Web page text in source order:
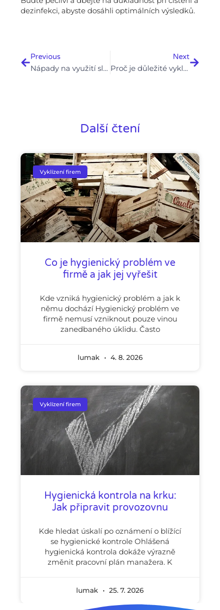
dezinfekci, abyste dosáhli optimálních výsledků.
Previous
Nápady na využití služby vyklizení nemovitosti při stěhování
Next
Proč je důležité vyklidit a zkontrolovat sklepy a půdy
Další čtení
Vyklízení firem
Co je hygienický problém ve
firmě a jak jej vyřešit
Kde vzniká hygienický problém a jak k
němu dochází Hygienický problém ve
firmě nemusí vzniknout pouze vinou
zanedbaného úklidu. Často
lumak 4. 8. 2026
Vyklízení firem
Hygienická kontrola na krku:
Jak připravit provozovnu
Kde hledat úskalí po oznámení o blížící
se hygienické kontrole Ohlášená
hygienická kontrola dokáže výrazně
změnit pracovní plán manažera. K
lumak 25. 7. 2026